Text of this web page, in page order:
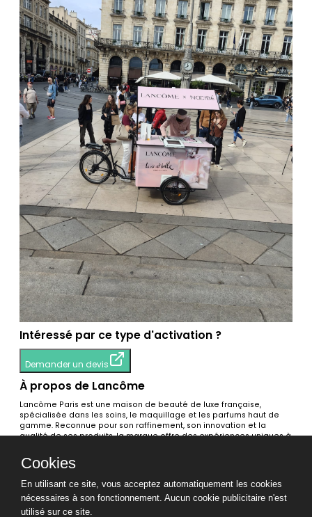
Intéressé par ce type d'activation ?
Demander un devis
À propos de Lancôme
Lancôme Paris est une maison de beauté de luxe française,
spécialisée dans les soins, le maquillage et les parfums haut de
gamme. Reconnue pour son raffinement, son innovation et la
qualité de ses produits, la marque offre des expériences uniques à
Voir toutes les activations
Tags
Dégustation👅Visibilité / Marketing / Publicité📣
Cookies
En utilisant ce site, vous acceptez automatiquement les cookies
nécessaires à son fonctionnement. Aucun cookie publicitaire n'est
utilisé sur ce site.